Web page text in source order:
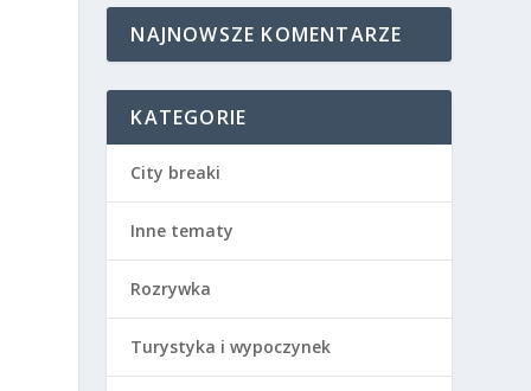
NAJNOWSZE KOMENTARZE
KATEGORIE
City breaki
Inne tematy
Rozrywka
Turystyka i wypoczynek